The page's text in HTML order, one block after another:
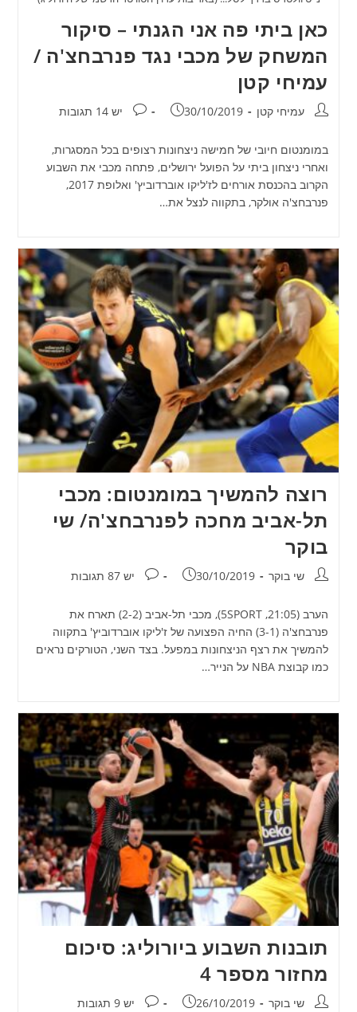
כאן ביתי פה אני הגנתי – סיקור
המשחק של מכבי נגד פנרבחצ'ה /
עמיחי קטן
מחבר:עמיחי קטן פורסם:
30/10/2019 תגובות:
יש 14 תגובות
במומנטום חיובי של חמישה ניצחונות רצופים בכל המסגרות,
ואחרי ניצחון ביתי על הפועל ירושלים, פתחה מכבי את השבוע
הקרוב בהכנסת אורחים לז'ליקו אוברדוביץ' ואלופת 2017,
פנרבחצ'ה אולקר, בתקווה לנצל את…
רוצה להמשיך במומנטום: מכבי
תל-אביב מחכה לפנרבחצ'ה/ שי
בוקר
מחבר:שי בוקר פורסם:
30/10/2019 תגובות:
יש 87 תגובות
הערב (21:05, 5SPORT), מכבי תל-אביב (2-2) תארח את
פנרבחצ'ה (3-1) החיה הפצועה של ז'ליקו אוברדוביץ' בתקווה
להמשיך את רצף הניצחונות במפעל. בצד השני, הטורקים נראים
כמו קבוצת NBA על הנייר…
תובנות השבוע ביורוליג: סיכום
מחזור מספר 4
מחבר:שי בוקר פורסם:
26/10/2019 תגובות:
יש 9 תגובות